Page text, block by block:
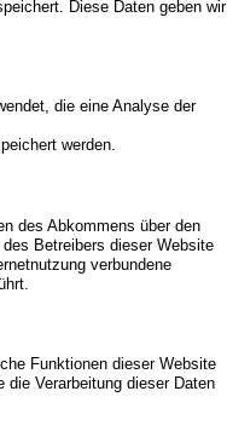
Diese Daten geben wir
die eine Analyse der
werden.
des Abkommens über den
Betreibers dieser Website
verbundene
Funktionen dieser Website
Verarbeitung dieser Daten